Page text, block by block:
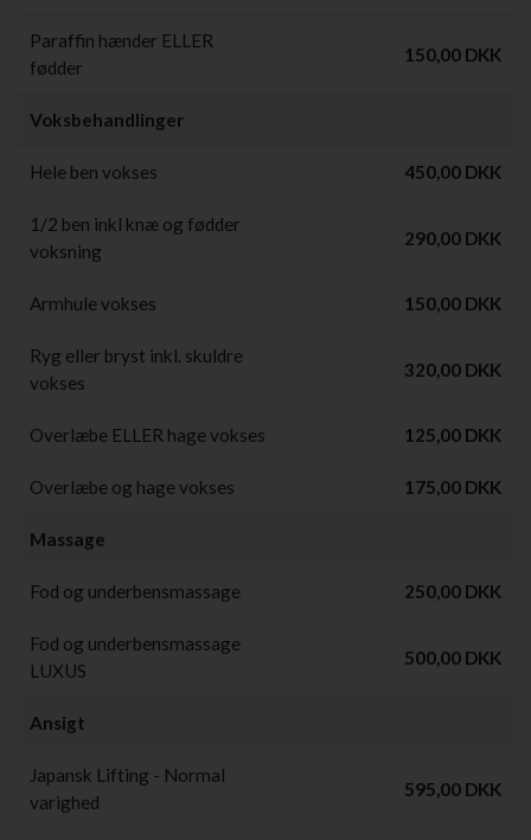
Paraffin hænder ELLER
fødder
150,00 DKK
Voksbehandlinger
Hele ben vokses 450,00 DKK
1/2 ben inkl knæ og fødder
voksning
290,00 DKK
Armhule vokses 150,00 DKK
Ryg eller bryst inkl. skuldre
vokses
320,00 DKK
Overlæbe ELLER hage vokses 125,00 DKK
Overlæbe og hage vokses 175,00 DKK
Massage
Fod og underbensmassage 250,00 DKK
Fod og underbensmassage
LUXUS
500,00 DKK
Ansigt
Japansk Lifting - Normal
varighed
595,00 DKK